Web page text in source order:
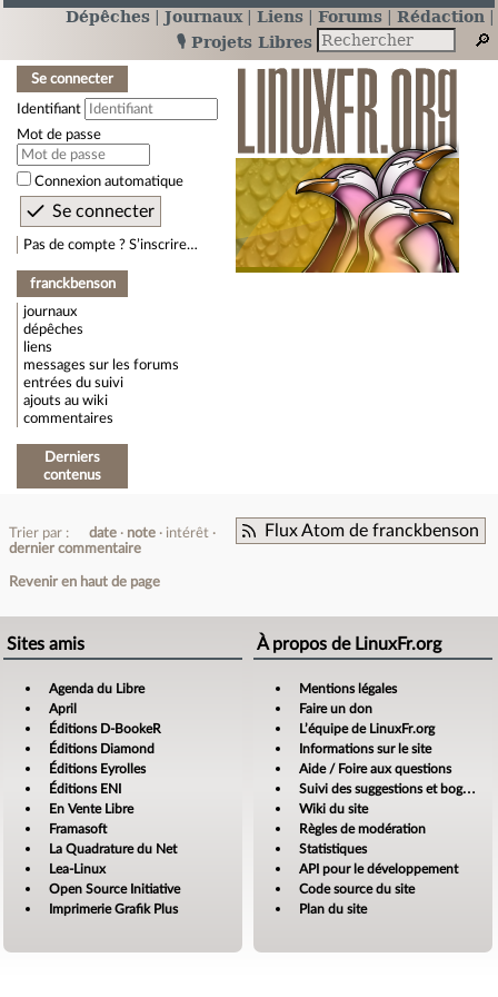
Dépêches Journaux Liens Forums
Rédaction
🎙️ Projets Libres
Se connecter
Identifiant
Mot de passe
Connexion automatique
Pas de compte ? S’inscrire…
franckbenson
journaux
dépêches
liens
messages sur les forums
entrées du suivi
ajouts au wiki
commentaires
Derniers
contenus
Flux Atom de franckbenson
Trier par : date note
intérêt
dernier commentaire
Revenir en haut de page
Sites amis
Agenda du Libre
April
Éditions D-BookeR
Éditions Diamond
Éditions Eyrolles
Éditions ENI
En Vente Libre
Framasoft
La Quadrature du Net
Lea-Linux
Open Source Initiative
Imprimerie Grafik Plus
À propos de LinuxFr.org
Mentions légales
Faire un don
L’équipe de LinuxFr.org
Informations sur le site
Aide / Foire aux questions
Suivi des suggestions et bogues
Wiki du site
Règles de modération
Statistiques
API pour le développement
Code source du site
Plan du site